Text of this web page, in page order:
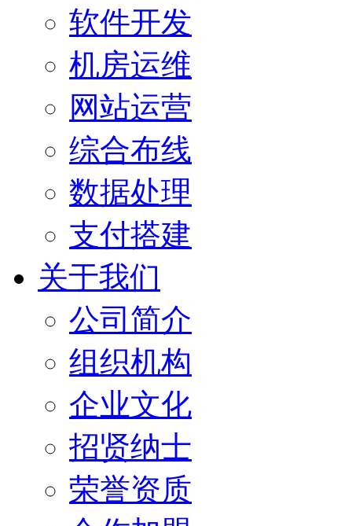
软件开发
机房运维
网站运营
综合布线
数据处理
支付搭建
关于我们
公司简介
组织机构
企业文化
招贤纳士
荣誉资质